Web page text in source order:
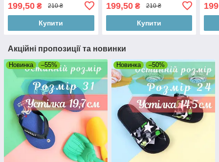
199,50 ₴ 210 ₴
Купити
199,50₴ 210 ₴
Купити
Акційні пропозиції та новинки
Новинка –55% Новинка –50%